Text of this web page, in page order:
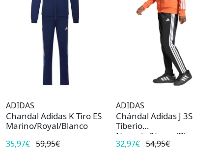
ADIDAS
Chandal Adidas K Tiro ES
Marino/Royal/Blanco
35,97€ 59,95€
ADIDAS
Chándal Adidas J 3S
Tiberio
Naranja/Negro/Blanco
32,97€ 54,95€